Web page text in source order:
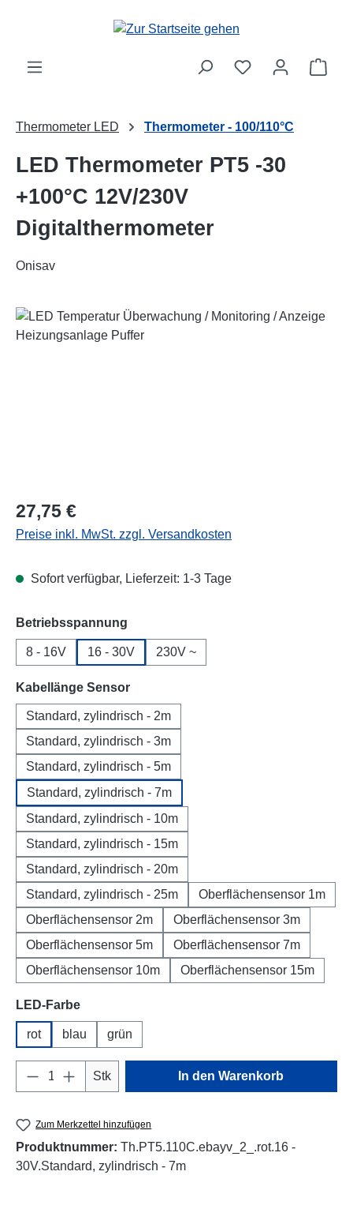
Zum Hauptinhalt springen
Thermometer LED Thermometer - 100/110°C
LED Thermometer PT5 -30
+100°C 12V/230V
Digitalthermometer
Onisav
Bildergalerie überspringen
Regulärer Preis:
27,75 €
Preise inkl. MwSt. zzgl. Versandkosten
Sofort verfügbar, Lieferzeit: 1-3 Tage
Betriebsspannung
8 - 16V 16 - 30V 230V ~
Kabellänge Sensorauswählen
Standard, zylindrisch - 2m
Standard, zylindrisch - 3m
Standard, zylindrisch - 5m
Standard, zylindrisch - 7m
Standard, zylindrisch - 10m
Standard, zylindrisch - 15m
Standard, zylindrisch - 20m
Standard, zylindrisch - 25m
Oberflächensensor 1m
Oberflächensensor 2m
Oberflächensensor 3m
Oberflächensensor 5m
Oberflächensensor 7m
Oberflächensensor 10m
Oberflächensensor 15m
LED-Farbeauswählen
rot blau grün
Produkt Anzahl: Gib den gewünschten
Stk In den Warenkorb
Zum Merkzettel hinzufügen
Produktnummer: Th.PT5.110C.ebayv_2_.rot.16 -
30V.Standard, zylindrisch - 7m